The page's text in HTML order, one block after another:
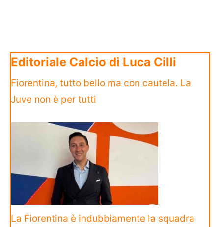
Editoriale Calcio di Luca Cilli
Fiorentina, tutto bello ma con cautela. La
Juve non è per tutti
La Fiorentina è indubbiamente la squadra